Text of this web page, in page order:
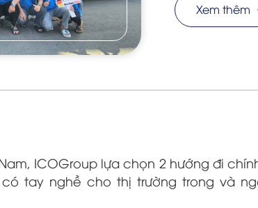
Xem thêm
ICOGroup lựa chọn 2 hướng đi
tay nghề cho thị trường trong và